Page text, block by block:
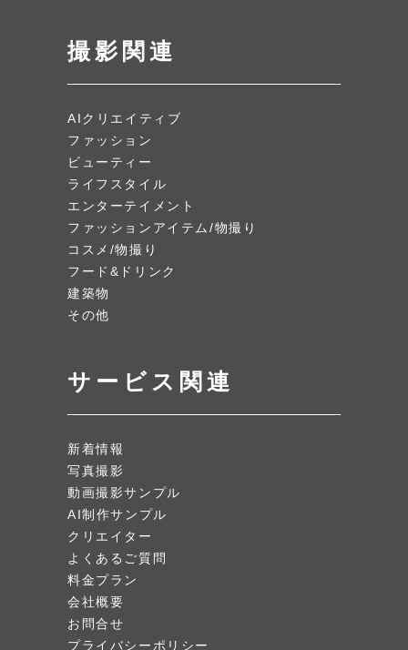
撮影関連
AIクリエイティブ
ファッション
ビューティー
ライフスタイル
エンターテイメント
ファッションアイテム/物撮り
コスメ/物撮り
フード&ドリンク
建築物
その他
サービス関連
新着情報
写真撮影
動画撮影サンプル
AI制作サンプル
クリエイター
よくあるご質問
料金プラン
会社概要
お問合せ
プライバシーポリシー